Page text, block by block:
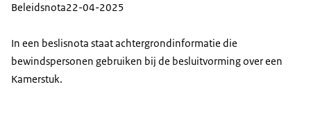
Beleidsnota22-04-2025
In een beslisnota staat achtergrondinformatie die
bewindspersonen gebruiken bij de besluitvorming over een
Kamerstuk.